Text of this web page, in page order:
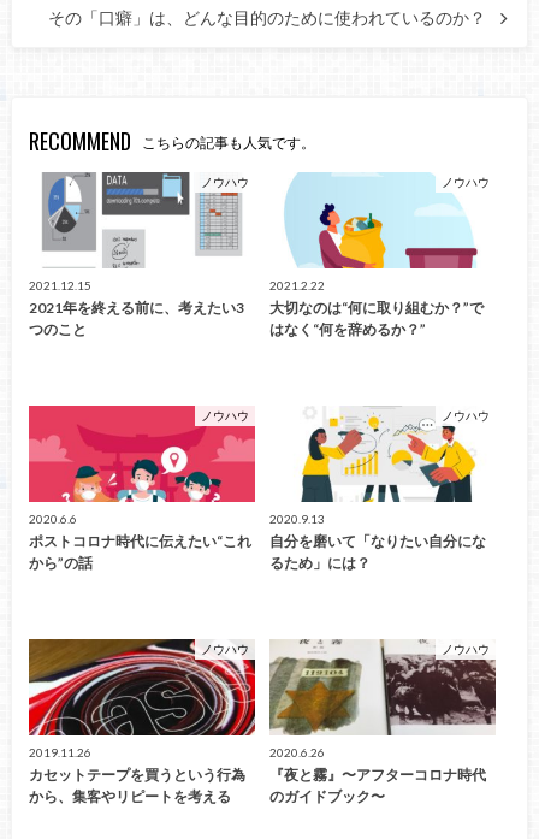
その「口癖」は、どんな目的のために使われているのか？
RECOMMEND こちらの記事も人気です。
ノウハウ
2021.12.15
2021年を終える前に、考えたい3
つのこと
ノウハウ
2021.2.22
大切なのは“何に取り組むか？”で
はなく“何を辞めるか？”
ノウハウ
2020.6.6
ポストコロナ時代に伝えたい“これ
から”の話
ノウハウ
2020.9.13
自分を磨いて「なりたい自分にな
るため」には？
ノウハウ
2019.11.26
カセットテープを買うという行為
から、集客やリピートを考える
ノウハウ
2020.6.26
『夜と霧』〜アフターコロナ時代
のガイドブック〜